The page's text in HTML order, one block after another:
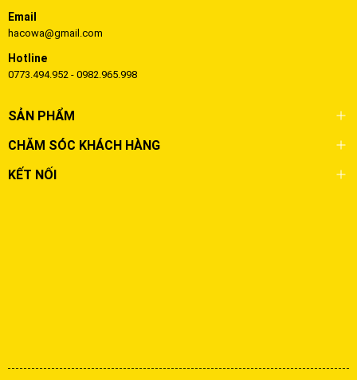
Email
hacowa@gmail.com
Hotline
0773.494.952 - 0982.965.998
SẢN PHẨM
CHĂM SÓC KHÁCH HÀNG
KẾT NỐI